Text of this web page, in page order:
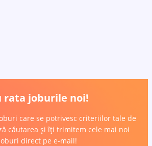
rata joburile noi!
care se potrivesc criteriilor tale de
căutarea și îți trimitem cele mai noi
direct pe e-mail!